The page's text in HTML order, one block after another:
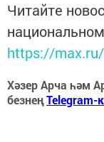
Читайте
https://
Хәзер Арча һәм
безнеңTelegram-